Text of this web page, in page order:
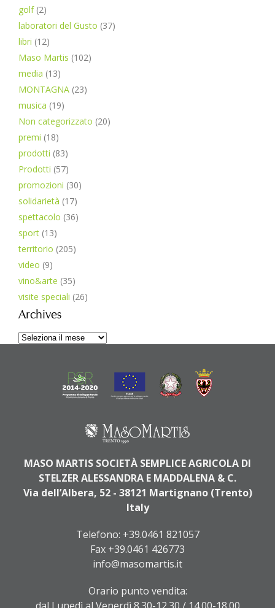
golf(2)
laboratori del Gusto (37)
libri (12)
Maso Martis (102)
media (13)
MONTAGNA (23)
musica (19)
Non categorizzato (20)
premi (18)
prodotti (83)
Prodotti (57)
promozioni (30)
solidarietà (17)
spettacolo (36)
sport (13)
territorio (205)
video (9)
vino&arte (35)
visite speciali (26)
Archives
Archives
MASO MARTIS SOCIETÀ SEMPLICE AGRICOLA DI
STELZER ALESSANDRA E MADDALENA & C.
Via dell’Albera, 52 - 38121 Martignano (Trento)
Italy
Telefono: +39.0461 821057
Fax +39.0461 426773
info@masomartis.it
Orario punto vendita: